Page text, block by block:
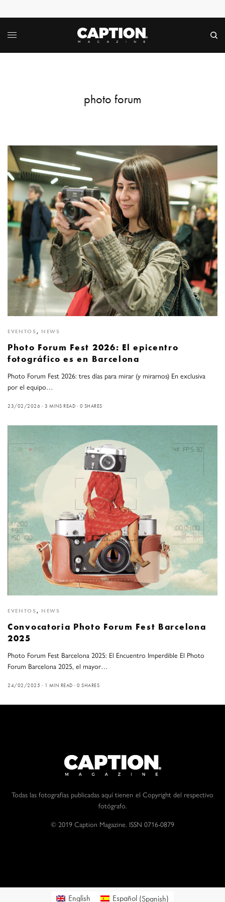
photo forum
EVENTOS , NEWS
Photo Forum Fest 2026: El epicentro
fotográfico es en Barcelona
Photo Forum Fest 2026: tres días para mirar (y mirarnos) En exclusiva
por el equipo…
23/02/2026 3 MINS READ 0 SHARES
EVENTOS , NEWS
Convocatoria Photo Forum Fest Barcelona
2025
Photo Forum Fest Barcelona 2025: El Encuentro Imperdible El Photo
Forum Barcelona 2025, el mayor…
24/02/2025 1 MIN READ 0 SHARES
Todas las fotografías publicadas aquí tienen el Copyright del respectivo
fotógrafo.
© 2019 Caption Magazine. ISSN 0716-0879
English Español (Spanish)